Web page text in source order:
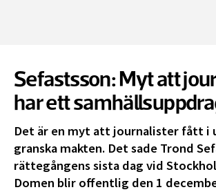
Sefastsson: Myt att
har ett
Det är en myt att journalister fått i
granska makten. Det sade Trond
rättegångens sista dag vid
Domen blir offentlig den 1